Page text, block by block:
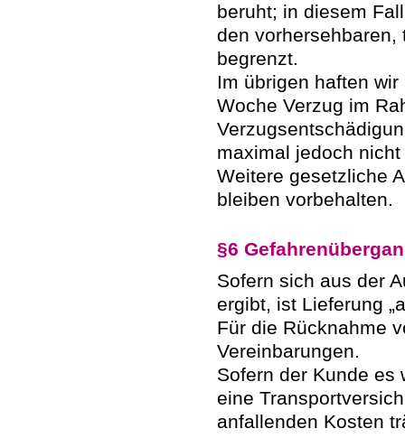
beruht; in diesem
den vorhersehbaren,
begrenzt.
Im übrigen haften
Woche Verzug im
maximal jedoch
Weitere gesetzliche
bleiben vorbehalten.
§6
Sofern sich aus der
ergibt, ist Lieferung
Für die Rücknahme
Vereinbarungen.
Sofern der Kunde es
eine
anfallenden Kosten